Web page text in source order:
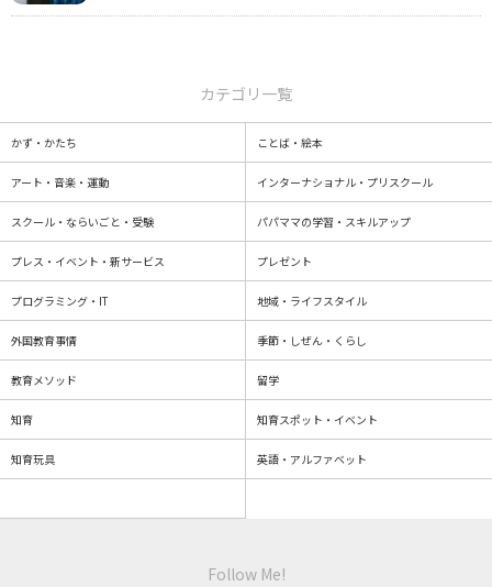
カテゴリ一覧
かず・かたち ことば・絵本
アート・音楽・運動 インターナショナル・プリスクール
スクール・ならいごと・受験 パパママの学習・スキルアップ
プレス・イベント・新サービス プレゼント
プログラミング・IT 地域・ライフスタイル
外国教育事情 季節・しぜん・くらし
教育メソッド 留学
知育 知育スポット・イベント
知育玩具 英語・アルファベット
Follow Me!